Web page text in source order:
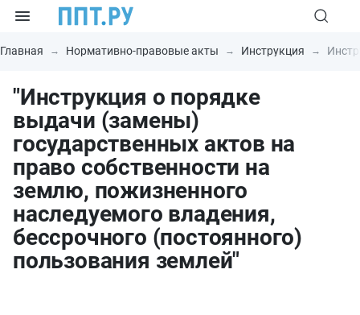
Главная Нормативно-правовые акты Инструкция
"Инструкция о порядке
выдачи (замены)
государственных актов на
право собственности на
землю, пожизненного
наследуемого владения,
бессрочного (постоянного)
пользования землей"